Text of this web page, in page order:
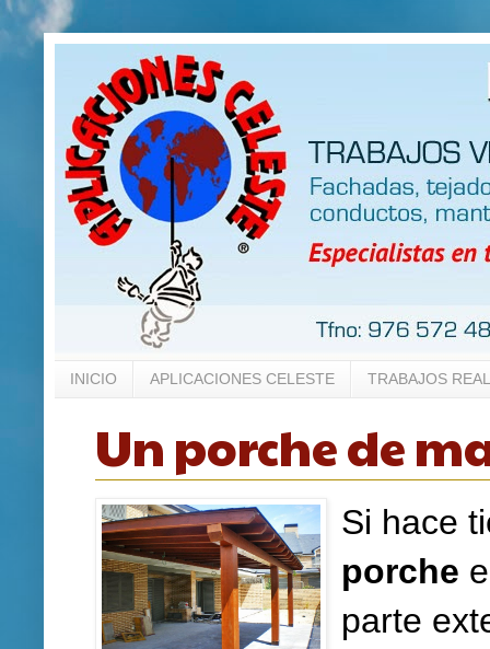
INICIO APLICACIONES CELESTE TRABAJOS
Un porche de
Si hace
porche
parte